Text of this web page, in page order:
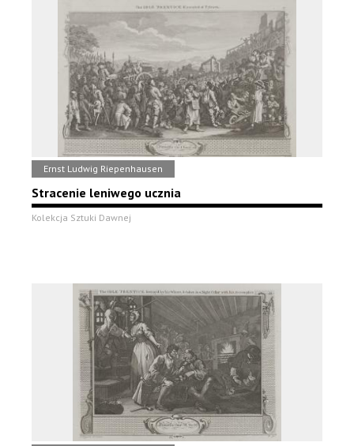
Ernst Ludwig Riepenhausen
Stracenie leniwego ucznia
Kolekcja Sztuki Dawnej